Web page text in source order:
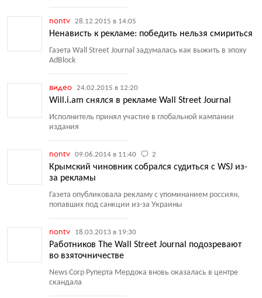
nontv 28.12.2015 в 14:05
Ненависть к рекламе: победить нельзя смириться
Газета Wall Street Journal задумалась как выжить в эпоху
AdBlock
видео 24.02.2015 в 12:20
Will.i.am снялся в рекламе Wall Street Journal
Исполнитель принял участие в глобальной кампании
издания
nontv 09.06.2014 в 11:40 2
Крымский чиновник собрался судиться с WSJ из-
за рекламы
Газета опубликовала рекламу с упоминанием россиян,
попавших под санкции из-за Украины
nontv 18.03.2013 в 19:30
Работников The Wall Street Journal подозревают
во взяточничестве
News Corp Руперта Мердока вновь оказалась в центре
скандала